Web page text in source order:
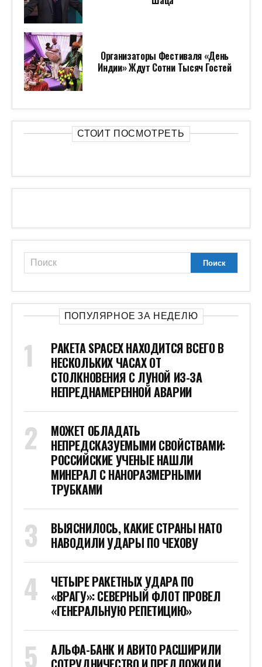
Организаторы Фестиваля «День
Индии» Ждут Сотни Тысяч Гостей
СТОИТ ПОСМОТРЕТЬ
ПОПУЛЯРНОЕ ЗА НЕДЕЛЮ
РАКЕТА SPACEX НАХОДИТСЯ ВСЕГО В
НЕСКОЛЬКИХ ЧАСАХ ОТ
СТОЛКНОВЕНИЯ С ЛУНОЙ ИЗ-ЗА
НЕПРЕДНАМЕРЕННОЙ АВАРИИ
МОЖЕТ ОБЛАДАТЬ
НЕПРЕДСКАЗУЕМЫМИ СВОЙСТВАМИ:
РОССИЙСКИЕ УЧЕНЫЕ НАШЛИ
МИНЕРАЛ С НАНОРАЗМЕРНЫМИ
ТРУБКАМИ
ВЫЯСНИЛОСЬ, КАКИЕ СТРАНЫ НАТО
НАВОДИЛИ УДАРЫ ПО ЧЕХОВУ
ЧЕТЫРЕ РАКЕТНЫХ УДАРА ПО
«ВРАГУ»: СЕВЕРНЫЙ ФЛОТ ПРОВЕЛ
«ГЕНЕРАЛЬНУЮ РЕПЕТИЦИЮ»
АЛЬФА-БАНК И АВИТО РАСШИРИЛИ